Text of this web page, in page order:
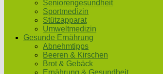
Seniorengesundheit
Sportmedizin
Stützapparat
Umweltmedizin
Gesunde Ernährung
Abnehmtipps
Beeren & Kirschen
Brot & Gebäck
Ernährung & Gesundheit